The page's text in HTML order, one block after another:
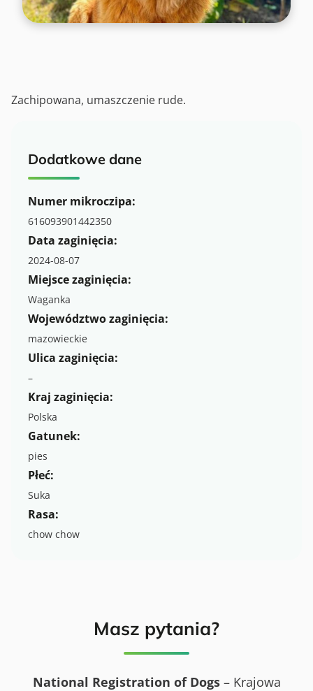
Zachipowana, umaszczenie rude.
Dodatkowe dane
Numer mikroczipa:
616093901442350
Data zaginięcia:
2024-08-07
Miejsce zaginięcia:
Waganka
Województwo zaginięcia:
mazowieckie
Ulica zaginięcia:
–
Kraj zaginięcia:
Polska
Gatunek:
pies
Płeć:
Suka
Rasa:
chow chow
Masz pytania?
National Registration of Dogs– Krajowa